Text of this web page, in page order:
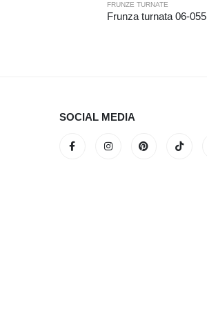
FRUNZE TURNATE
Frunza turnata 06-055
SOCIAL MEDIA